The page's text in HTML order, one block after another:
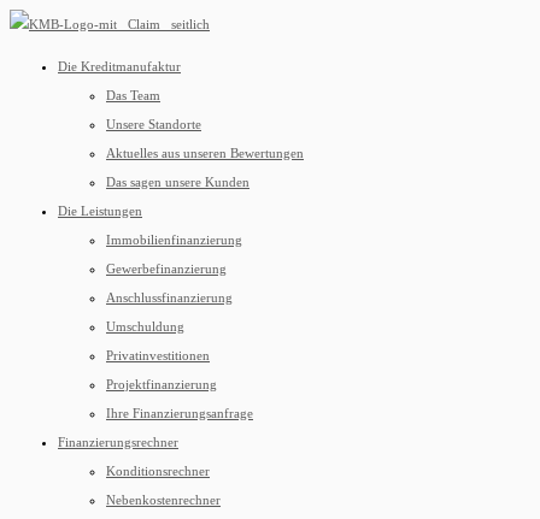
Die Kreditmanufaktur
Das Team
Unsere Standorte
Aktuelles aus unseren Bewertungen
Das sagen unsere Kunden
Die Leistungen
Immobilienfinanzierung
Gewerbefinanzierung
Anschlussfinanzierung
Umschuldung
Privatinvestitionen
Projektfinanzierung
Ihre Finanzierungsanfrage
Finanzierungsrechner
Konditionsrechner
Nebenkostenrechner